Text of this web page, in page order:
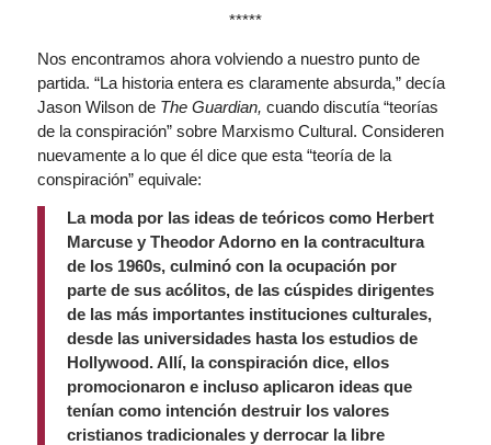
*****
Nos encontramos ahora volviendo a nuestro punto de
partida. “La historia entera es claramente absurda,” decía
Jason Wilson de The Guardian, cuando discutía “teorías
de la conspiración” sobre Marxismo Cultural. Consideren
nuevamente a lo que él dice que esta “teoría de la
conspiración” equivale:
La moda por las ideas de teóricos como Herbert
Marcuse y Theodor Adorno en la contracultura
de los 1960s, culminó con la ocupación por
parte de sus acólitos, de las cúspides dirigentes
de las más importantes instituciones culturales,
desde las universidades hasta los estudios de
Hollywood. Allí, la conspiración dice, ellos
promocionaron e incluso aplicaron ideas que
tenían como intención destruir los valores
cristianos tradicionales y derrocar la libre